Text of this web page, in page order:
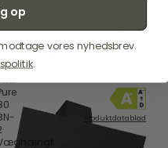
Stream 90 WN Væghængt
emhætte Hvid
11.499,00 DKK
Produktdatablad
op
vores nyhedsbrev.
.